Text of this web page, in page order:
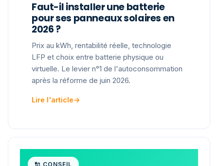
Faut-il installer une batterie
pour ses panneaux solaires en
2026 ?
Prix au kWh, rentabilité réelle, technologie
LFP et choix entre batterie physique ou
virtuelle. Le levier n°1 de l'autoconsommation
après la réforme de juin 2026.
Lire l'article→
🔌 CONSEIL